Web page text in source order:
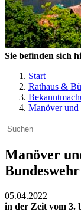
Sie befinden sich
Start
Rathaus &
Manöver und
Manöver
Bundeswehr
05.04.2022
in der Zeit vom 3.